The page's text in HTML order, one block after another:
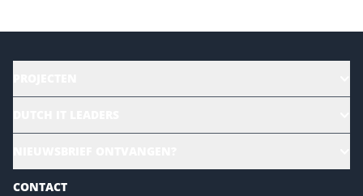
Sustainability | Green IT
Marketing- en contentmogelijkheden 2026
CONTACT